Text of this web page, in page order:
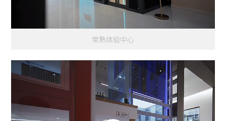
常熟体验中心